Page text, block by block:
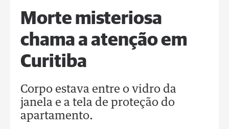
Morte misteriosa
chama a atenção em
Curitiba
Corpo estava entre o vidro da
janela e a tela de proteção do
apartamento.